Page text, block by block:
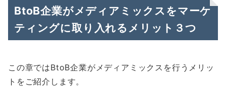
BtoB企業がメディアミックスをマーケ
ティングに取り入れるメリット３つ
この章ではBtoB企業がメディアミックスを行うメリッ
トをご紹介します。